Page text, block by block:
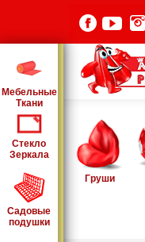
Груши
Мебельные
Ткани
Стекло
Зеркала
Садовые
подушки